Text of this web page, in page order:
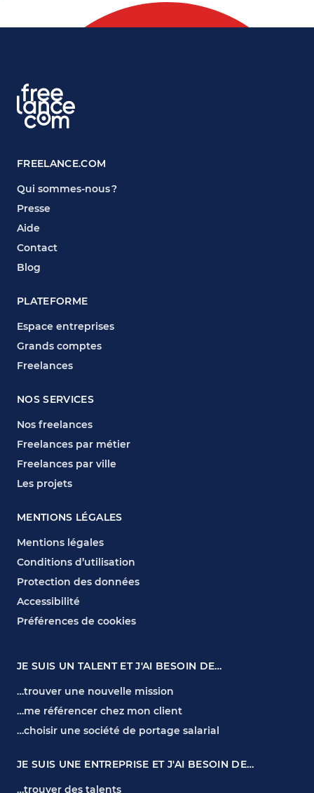
FREELANCE.COM
Qui sommes-nous ?
Presse
Aide
Contact
Blog
PLATEFORME
Espace entreprises
Grands comptes
Freelances
NOS SERVICES
Nos freelances
Freelances par métier
Freelances par ville
Les projets
MENTIONS LÉGALES
Mentions légales
Conditions d’utilisation
Protection des données
Accessibilité
Préférences de cookies
JE SUIS UN TALENT ET J'AI BESOIN DE…
…trouver une nouvelle mission
…me référencer chez mon client
…choisir une société de portage salarial
JE SUIS UNE ENTREPRISE ET J'AI BESOIN DE…
…trouver des talents